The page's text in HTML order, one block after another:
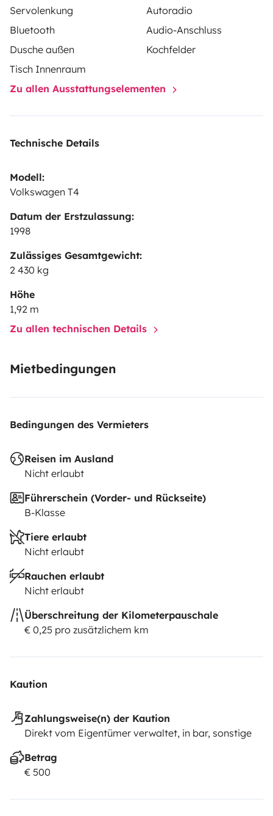
Servolenkung
Autoradio
Bluetooth
Audio-Anschluss
Dusche außen
Kochfelder
Tisch Innenraum
Zu allen Ausstattungselementen
Technische Details
Modell:
Volkswagen T4
Datum der Erstzulassung:
1998
Zulässiges Gesamtgewicht:
2 430 kg
Höhe
1,92 m
Zu allen technischen Details
Mietbedingungen
Bedingungen des Vermieters
Reisen im Ausland
Nicht erlaubt
Führerschein (Vorder- und Rückseite)
B-Klasse
Tiere erlaubt
Nicht erlaubt
Rauchen erlaubt
Nicht erlaubt
Überschreitung der Kilometerpauschale
€ 0,25 pro zusätzlichem km
Kaution
Zahlungsweise(n) der Kaution
Direkt vom Eigentümer verwaltet, in bar, sonstige
Betrag
€ 500